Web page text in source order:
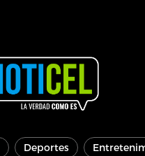
Deportes